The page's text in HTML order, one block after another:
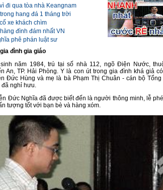
đi qua tòa nhà Keangnam
hang đá 1 tháng trời
xe khách chìm
đình đám nhất VN
phê phán luật sư
đình gia giáo
năm 1984, trú tại số nhà 112, ngõ Điện Nước,
An, TP. Hải Phòng. Y là con út trong gia đình khá giả
Đức Hùng và mẹ là bà Phạm Thị Chuân - cán bộ Tổng
nghỉ hưu.
Đức Nghĩa đã được biết đến là người thông minh, lễ
tượng tốt với bạn bè và hàng xóm.